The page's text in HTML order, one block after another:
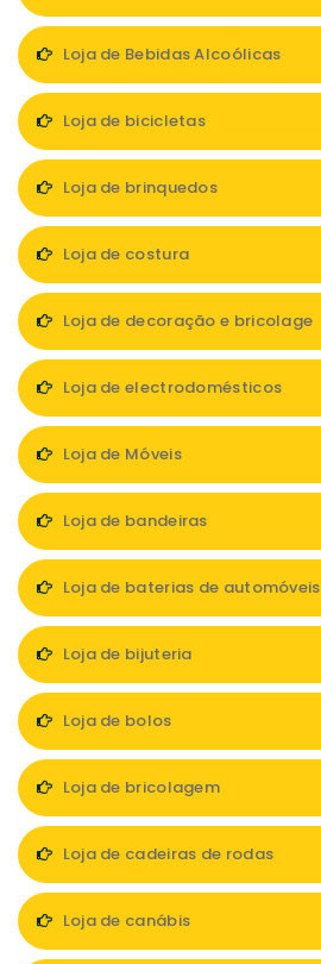
Loja de Bebidas Alcoólicas
Loja de bicicletas
Loja de brinquedos
Loja de costura
Loja de decoração e bricolage
Loja de electrodomésticos
Loja de Móveis
Loja de bandeiras
Loja de baterias de automóveis
Loja de bijuteria
Loja de bolos
Loja de bricolagem
Loja de cadeiras de rodas
Loja de canábis